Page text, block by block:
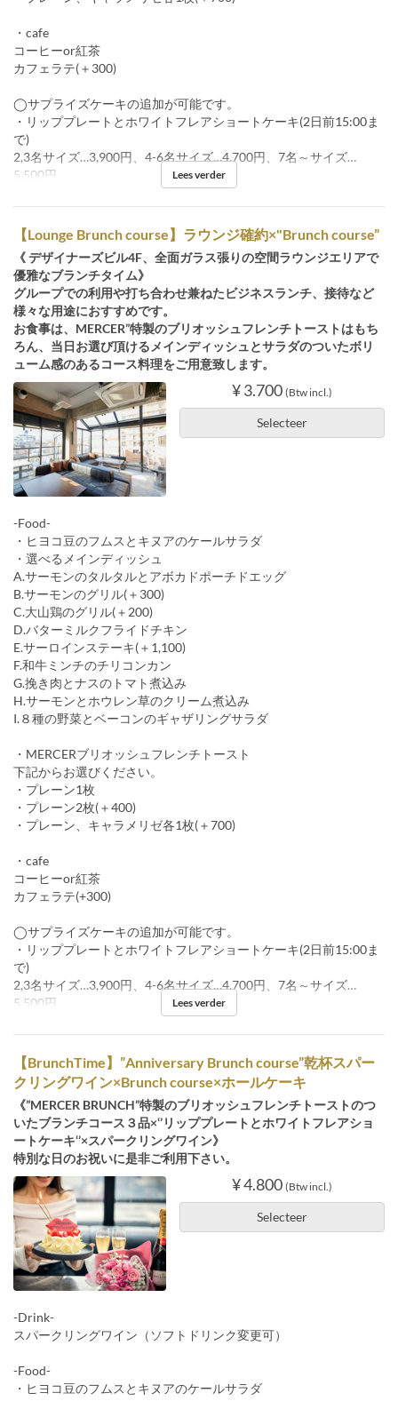
・cafe
コーヒーor紅茶
カフェラテ(＋300)
◯サプライズケーキの追加が可能です。
・リッププレートとホワイトフレアショートケーキ(2日前15:00ま
で)
2,3名サイズ…3,900円、4-6名サイズ…4,700円、7名～サイズ…
5,500円
Lees verder
【Lounge Brunch course】ラウンジ確約×"Brunch course”
《 デザイナーズビル4F、全面ガラス張りの空間ラウンジエリアで
優雅なブランチタイム》
グループでの利用や打ち合わせ兼ねたビジネスランチ、接待など
様々な用途におすすめです。
お食事は、MERCER”特製のブリオッシュフレンチトーストはもち
ろん、当日お選び頂けるメインディッシュとサラダのついたボリ
ューム感のあるコース料理をご用意致します。
¥ 3.700 (Btw incl.)
Selecteer
-Food-
・ヒヨコ豆のフムスとキヌアのケールサラダ
・選べるメインディッシュ
A.サーモンのタルタルとアボカドポーチドエッグ
B.サーモンのグリル(＋300)
C.大山鶏のグリル(＋200)
D.バターミルクフライドチキン
E.サーロインステーキ(＋1,100)
F.和牛ミンチのチリコンカン
G.挽き肉とナスのトマト煮込み
H.サーモンとホウレン草のクリーム煮込み
I.８種の野菜とベーコンのギャザリングサラダ
・MERCERブリオッシュフレンチトースト
下記からお選びください。
・プレーン1枚
・プレーン2枚(＋400)
・プレーン、キャラメリゼ各1枚(＋700)
・cafe
コーヒーor紅茶
カフェラテ(+300)
◯サプライズケーキの追加が可能です。
・リッププレートとホワイトフレアショートケーキ(2日前15:00ま
で)
2,3名サイズ…3,900円、4-6名サイズ…4,700円、7名～サイズ…
5,500円
Lees verder
【BrunchTime】”Anniversary Brunch course”乾杯スパー
クリングワイン×Brunch course×ホールケーキ
《”MERCER BRUNCH”特製のブリオッシュフレンチトーストのつ
いたブランチコース３品×‘’リッププレートとホワイトフレアショ
ートケーキ‘’×スパークリングワイン》
特別な日のお祝いに是非ご利用下さい。
¥ 4.800 (Btw incl.)
Selecteer
-Drink-
スパークリングワイン（ソフトドリンク変更可）
-Food-
・ヒヨコ豆のフムスとキヌアのケールサラダ